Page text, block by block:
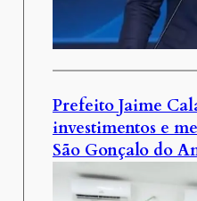
Prefeito Jaime
investimentos e
São Gonçalo do